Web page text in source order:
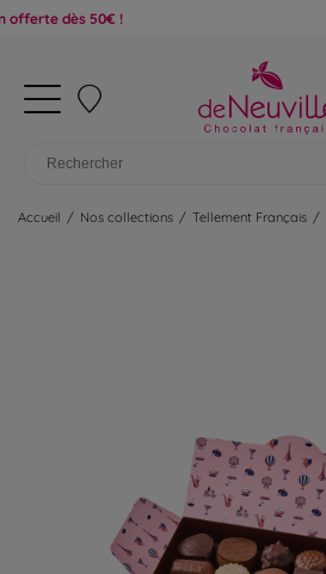
50€ !
Accueil / Nos collections / Tellement Français /